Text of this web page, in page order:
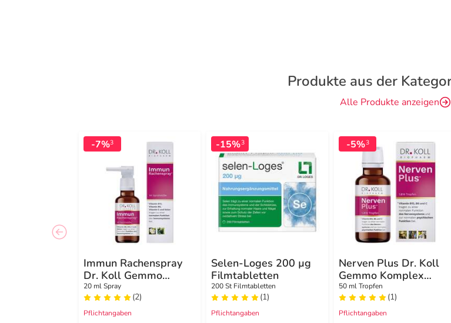
Produkte aus der
Alle Produkte anzeigen
-7%3
Immun Rachenspray
Dr. Koll Gemmo
Komplex Vit.B6 B12
20 ml Spray
(2)
Pflichtangaben
-15%3
Selen-Loges 200 µg
Filmtabletten
200 St Filmtabletten
(1)
Pflichtangaben
-5%3
Nerven Plus Dr. Koll
Gemmo Komplex
Vitamin B12 B6
50 ml Tropfen
(1)
Pflichtangaben